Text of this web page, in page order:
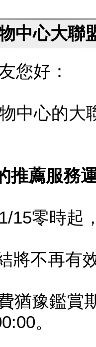
中心大聯
您好：
中心的大
推薦服務
15零時起
將不再有
猶豫鑑賞
。